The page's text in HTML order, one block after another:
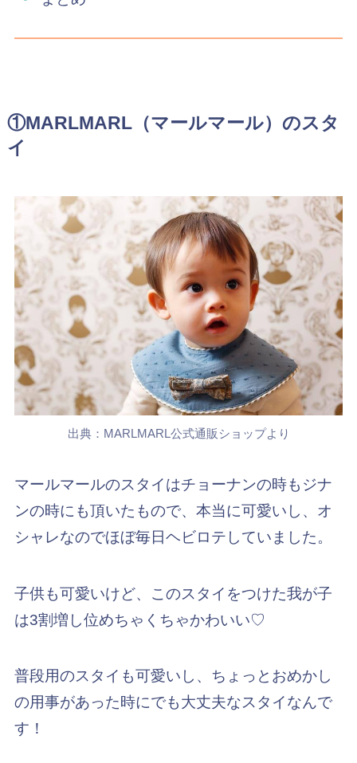
①MARLMARL（マールマール）のスタ
イ
出典：MARLMARL公式通販ショップより
マールマールのスタイはチョーナンの時もジナ
ンの時にも頂いたもので、本当に可愛いし、オ
シャレなのでほぼ毎日ヘビロテしていました。
子供も可愛いけど、このスタイをつけた我が子
は3割増し位めちゃくちゃかわいい♡
普段用のスタイも可愛いし、ちょっとおめかし
の用事があった時にでも大丈夫なスタイなんで
す！